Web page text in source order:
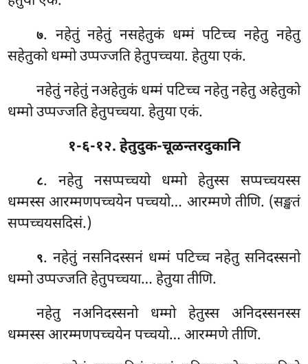
७. नहेतुं नहेतुं नसहेतुकं धम्मं पटिच्च नहेतु नहेतु
सहेतुको धम्मो उप्पज्जति हेतुपच्चया. हेतुया एकं.
नहेतुं नहेतुं नअहेतुकं धम्मं पटिच्च नहेतु नहेतु अहेतुको
धम्मो उप्पज्जति हेतुपच्चया. हेतुयाएकं.
१-६-१२. हेतुदुक-चूळन्तरदुकानि
८. नहेतु नसप्पच्चयो धम्मो हेतुस्स सप्पच्चयस्स
धम्मस्स आरम्मणपच्चयेन पच्चयो… आरम्मणे तीणि. (सङ्खतं
सप्पच्चयसदिसं.)
९. नहेतुं नसनिदस्सनं धम्मं पटिच्च नहेतु सनिदस्सनो
धम्मो उप्पज्जति हेतुपच्चया… हेतुया तीणि.
नहेतु नअनिदस्सनो धम्मो हेतुस्स अनिदस्सनस्स
धम्मस्स आरम्मणपच्चयेन पच्चयो… आरम्मणे तीणि.